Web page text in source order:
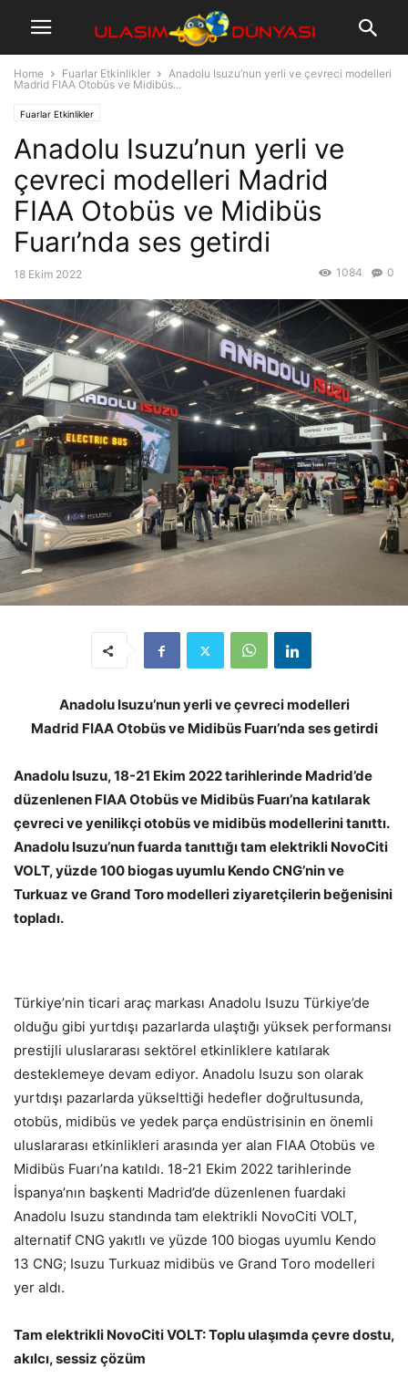
Home Fuarlar Etkinlikler
Anadolu Isuzu’nun yerli ve çevreci modelleri
Madrid FIAA Otobüs ve Midibüs...
Fuarlar Etkinlikler
Anadolu Isuzu’nun yerli ve
çevreci modelleri Madrid
FIAA Otobüs ve Midibüs
Fuarı’nda ses getirdi
18 Ekim 2022 0
1084
Anadolu Isuzu’nun yerli ve çevreci modelleri
Madrid FIAA Otobüs ve Midibüs Fuarı’nda ses getirdi
Anadolu Isuzu, 18-21 Ekim 2022 tarihlerinde Madrid’de
düzenlenen FIAA Otobüs ve Midibüs Fuarı’na katılarak
çevreci ve yenilikçi otobüs ve midibüs modellerini tanıttı.
Anadolu Isuzu’nun fuarda tanıttığı tam elektrikli NovoCiti
VOLT, yüzde 100 biogas uyumlu Kendo CNG’nin ve
Turkuaz ve Grand Toro modelleri ziyaretçilerin beğenisini
topladı.
Türkiye’nin ticari araç markası Anadolu Isuzu Türkiye’de
olduğu gibi yurtdışı pazarlarda ulaştığı yüksek performansı
prestijli uluslararası sektörel etkinliklere katılarak
desteklemeye devam ediyor. Anadolu Isuzu son olarak
yurtdışı pazarlarda yükselttiği hedefler doğrultusunda,
otobüs, midibüs ve yedek parça endüstrisinin en önemli
uluslararası etkinlikleri arasında yer alan FIAA Otobüs ve
Midibüs Fuarı’na katıldı. 18-21 Ekim 2022 tarihlerinde
İspanya’nın başkenti Madrid’de düzenlenen fuardaki
Anadolu Isuzu standında tam elektrikli NovoCiti VOLT,
alternatif CNG yakıtlı ve yüzde 100 biogas uyumlu Kendo
13 CNG; Isuzu Turkuaz midibüs ve Grand Toro modelleri
yer aldı.
Tam elektrikli NovoCiti VOLT: Toplu ulaşımda çevre dostu,
akılcı, sessiz çözüm